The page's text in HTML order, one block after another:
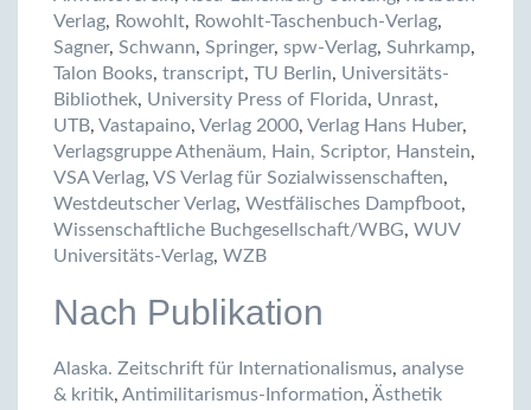
Verlag, Rowohlt, Rowohlt-Taschenbuch-Verlag,
Sagner, Schwann, Springer, spw-Verlag, Suhrkamp,
Talon Books, transcript, TU Berlin, Universitäts-
Bibliothek, University Press of Florida, Unrast,
UTB, Vastapaino, Verlag 2000, Verlag Hans Huber,
Verlagsgruppe Athenäum, Hain, Scriptor, Hanstein,
VSA Verlag, VS Verlag für Sozialwissenschaften,
Westdeutscher Verlag, Westfälisches Dampfboot,
Wissenschaftliche Buchgesellschaft/WBG, WUV
Universitäts-Verlag, WZB
Nach Publikation
Alaska. Zeitschrift für Internationalismus, analyse
& kritik, Antimilitarismus-Information, Ästhetik